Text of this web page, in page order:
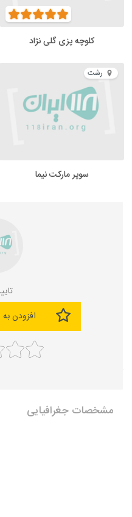
کلوچه پزی گلی نژاد
رشت
سوپر مارکت نیما
افزودن
مشخصات جغرافیایی